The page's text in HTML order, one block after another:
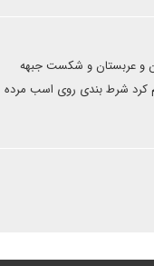
و عربستان و شکست جبهه
کرد شرط بندی روی اسب مرده